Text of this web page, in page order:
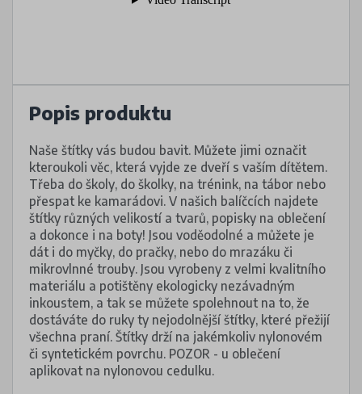
Popis produktu
Naše štítky vás budou bavit. Můžete jimi označit
kteroukoli věc, která vyjde ze dveří s vaším dítětem.
Třeba do školy, do školky, na trénink, na tábor nebo
přespat ke kamarádovi. V našich balíčcích najdete
štítky různých velikostí a tvarů, popisky na oblečení
a dokonce i na boty! Jsou voděodolné a můžete je
dát i do myčky, do pračky, nebo do mrazáku či
mikrovlnné trouby. Jsou vyrobeny z velmi kvalitního
materiálu a potištěny ekologicky nezávadným
inkoustem, a tak se můžete spolehnout na to, že
dostáváte do ruky ty nejodolnější štítky, které přežijí
všechna praní. Štítky drží na jakémkoliv nylonovém
či syntetickém povrchu. POZOR - u oblečení
aplikovat na nylonovou cedulku.